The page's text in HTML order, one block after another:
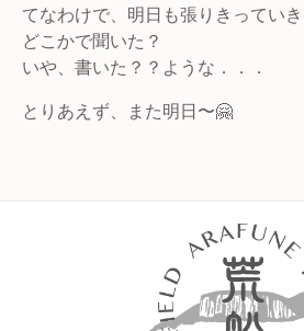
てなわけで、明日も張りきっていき
どこかで聞いた？
いや、書いた？？ような．．．
とりあえず、また明日〜🤗